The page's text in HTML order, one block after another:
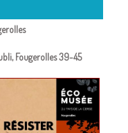
Fougerolles 39-45